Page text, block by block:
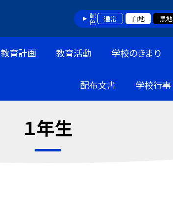
配色 通常 白地 黒地
教育計画 教育活動 学校のきまり
配布文書 学校行事
１年生